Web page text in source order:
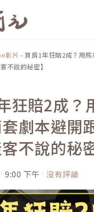
影片 - 買房1年狂賠2成？用
不說的秘密】
狂賠2成？
劇本避開
客不說的秘
9:00 下午 沒有評論